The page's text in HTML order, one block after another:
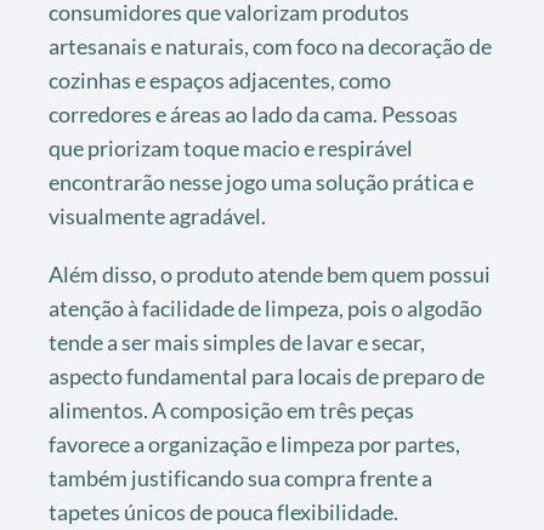
consumidores que valorizam produtos
artesanais e naturais, com foco na decoração de
cozinhas e espaços adjacentes, como
corredores e áreas ao lado da cama. Pessoas
que priorizam toque macio e respirável
encontrarão nesse jogo uma solução prática e
visualmente agradável.
Além disso, o produto atende bem quem possui
atenção à facilidade de limpeza, pois o algodão
tende a ser mais simples de lavar e secar,
aspecto fundamental para locais de preparo de
alimentos. A composição em três peças
favorece a organização e limpeza por partes,
também justificando sua compra frente a
tapetes únicos de pouca flexibilidade.